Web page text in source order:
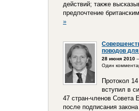
действий; также
предпочтение
»
поводов
28 июня 2010
Один
Протокол
вступил в
47 стран-членов Совета
после подписания